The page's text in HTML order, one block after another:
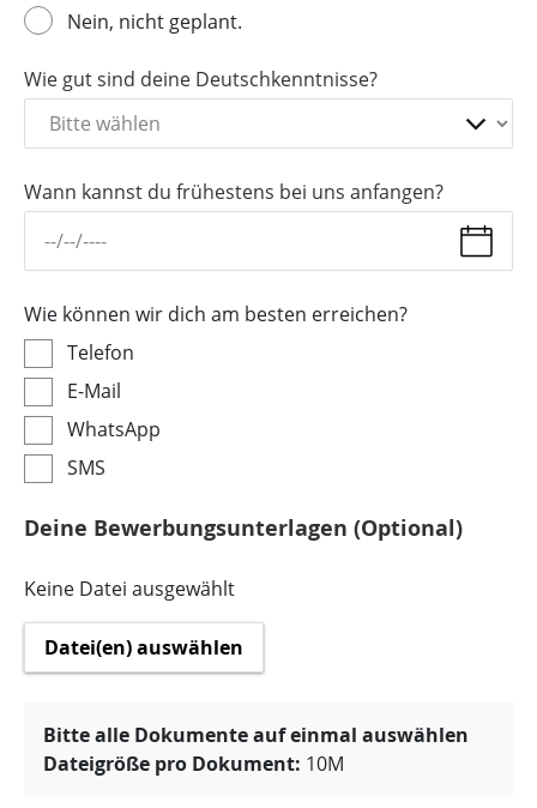
Nein, nicht geplant.
Wie gut sind deine Deutschkenntnisse?
Wann kannst du frühestens bei uns anfangen?
Wie können wir dich am besten erreichen?
Telefon
E-Mail
WhatsApp
SMS
Deine Bewerbungsunterlagen (Optional)
Keine Datei ausgewählt
Datei(en) auswählen
Bitte alle Dokumente auf einmal auswählen
Dateigröße pro Dokument: 10M